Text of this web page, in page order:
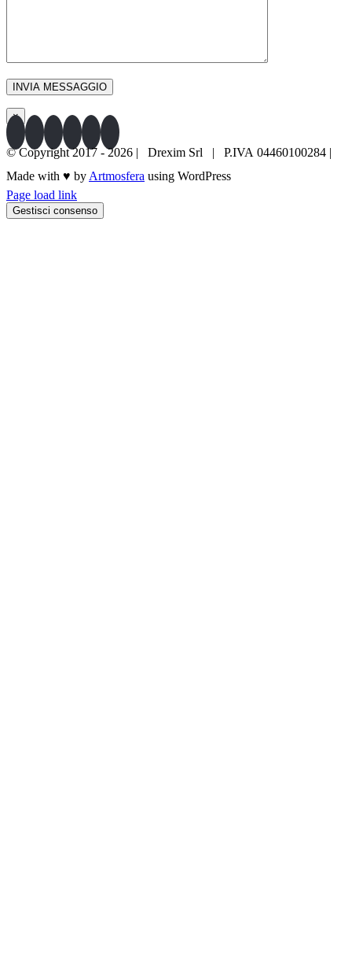
×
© Copyright 2017 -2026 | Drexim Srl | P.IVA 04460100284 |
Made with ♥ by Artmosfera using WordPress
Page load link
Gestisci consenso